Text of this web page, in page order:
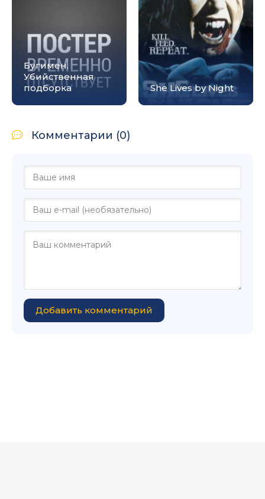
Бугимен.
Убийственная
подборка
She Lives by Night
Комментарии (0)
Добавить комментарий